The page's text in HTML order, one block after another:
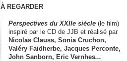
À REGARDER
Perspectives du XXIIe siècle (le film)
inspiré par le CD de JJB et réalisé par
Nicolas Clauss, Sonia Cruchon,
Valéry Faidherbe, Jacques Perconte,
John Sanborn, Eric Vernhes...